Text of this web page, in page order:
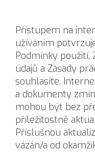
Přístupem na
užíváním
Podmínky použití,
údajů a Zásady
souhlasíte.
a dokumenty
mohou být bez
příležitostně
Příslušnou
vázán/a od